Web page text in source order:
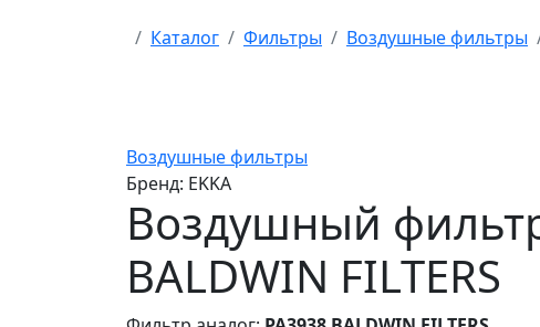
Главная
Каталог Фильтры Воздушные фильтры
Воздушные фильтры
Бренд: EKKA
Воздушный
BALDWIN FILTERS